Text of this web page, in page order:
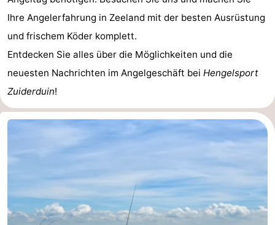
Natur
Oosterschelde
-
Burgh
Haamstede
Natur
Kop
van
Walcheren
-
Veere
-
Natur
-
Ihre Angelerfahrung in Zeeland mit der besten Ausrüstung
und frischem Köder komplett.
Entdecken Sie alles über die Möglichkeiten und die
neuesten Nachrichten im Angelgeschäft bei Hengelsport
Zuiderduin!